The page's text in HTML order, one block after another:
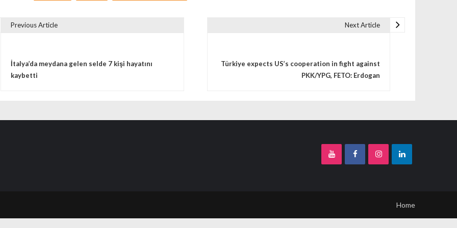
Previous Article
İtalya’da meydana gelen selde 7 kişi hayatını
kaybetti
Next Article
Türkiye expects US’s cooperation in fight against
PKK/YPG, FETO: Erdogan
Home